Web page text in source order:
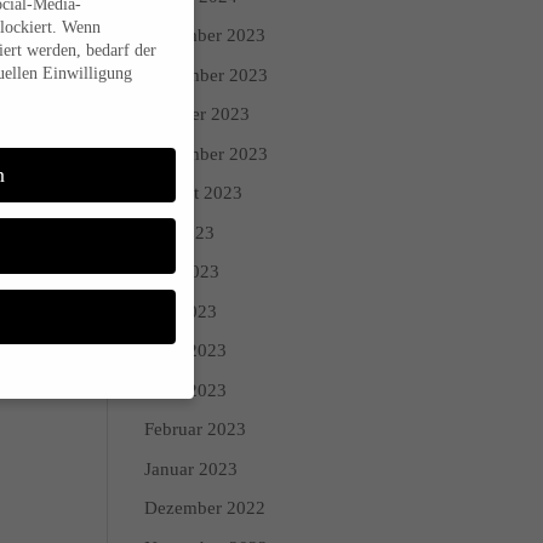
Dezember 2023
November 2023
Oktober 2023
September 2023
August 2023
Juli 2023
Juni 2023
Mai 2023
April 2023
März 2023
Februar 2023
Januar 2023
Dezember 2022
Media-
Wenn
werden, bedarf der
Einwilligung
Ihre
(z. B. IP-Adressen),